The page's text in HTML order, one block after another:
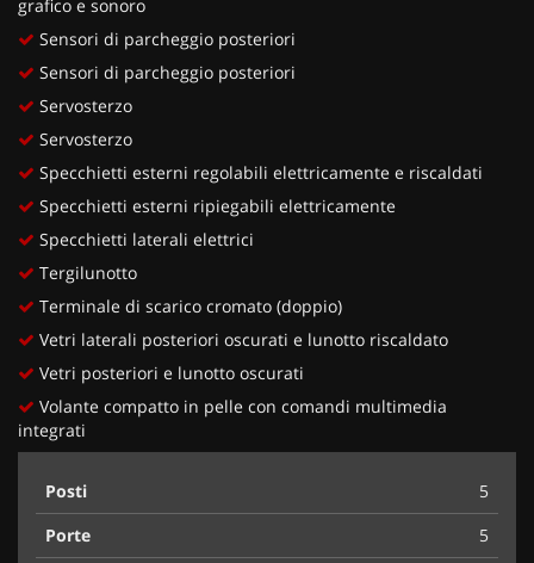
grafico e sonoro
Sensori di parcheggio posteriori
Sensori di parcheggio posteriori
Servosterzo
Servosterzo
Specchietti esterni regolabili elettricamente e riscaldati
Specchietti esterni ripiegabili elettricamente
Specchietti laterali elettrici
Tergilunotto
Terminale di scarico cromato (doppio)
Vetri laterali posteriori oscurati e lunotto riscaldato
Vetri posteriori e lunotto oscurati
Volante compatto in pelle con comandi multimedia
integrati
Posti
5
Porte
5